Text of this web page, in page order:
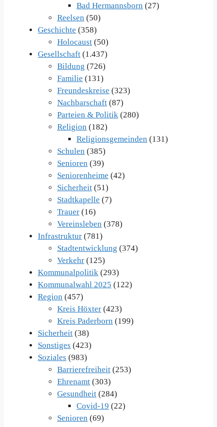
Bad Hermannsborn (27)
Reelsen (50)
Geschichte (358)
Holocaust (50)
Gesellschaft (1.437)
Bildung (726)
Familie (131)
Freundeskreise (323)
Nachbarschaft (87)
Parteien & Politik (280)
Religion (182)
Religionsgemeinden (131)
Schulen (385)
Senioren (39)
Seniorenheime (42)
Sicherheit (51)
Stadtkapelle (7)
Trauer (16)
Vereinsleben (378)
Infrastruktur (781)
Stadtentwicklung (374)
Verkehr (125)
Kommunalpolitik (293)
Kommunalwahl 2025 (122)
Region (457)
Kreis Höxter (423)
Kreis Paderborn (199)
Sicherheit (38)
Sonstiges (423)
Soziales (983)
Barrierefreiheit (253)
Ehrenamt (303)
Gesundheit (284)
Covid-19 (22)
Senioren (69)